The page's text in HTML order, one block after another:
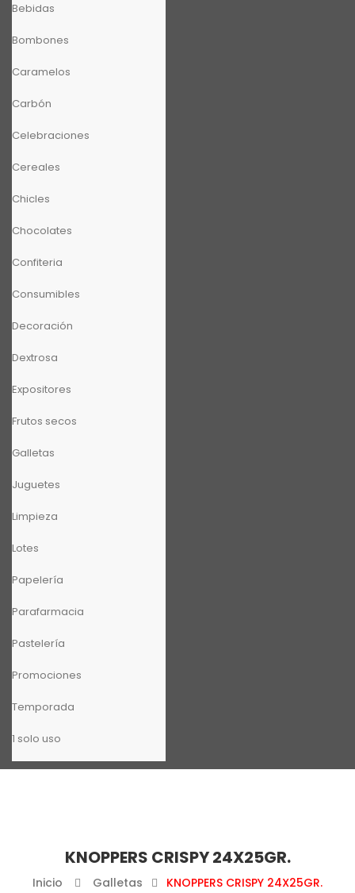
Bebidas
Bombones
Caramelos
Carbón
Celebraciones
Cereales
Chicles
Chocolates
Confiteria
Consumibles
Decoración
Dextrosa
Expositores
Frutos secos
Galletas
Juguetes
Limpieza
Lotes
Papelería
Parafarmacia
Pastelería
Promociones
Temporada
1 solo uso
KNOPPERS CRISPY 24X25GR.
Inicio Galletas KNOPPERS CRISPY 24X25GR.